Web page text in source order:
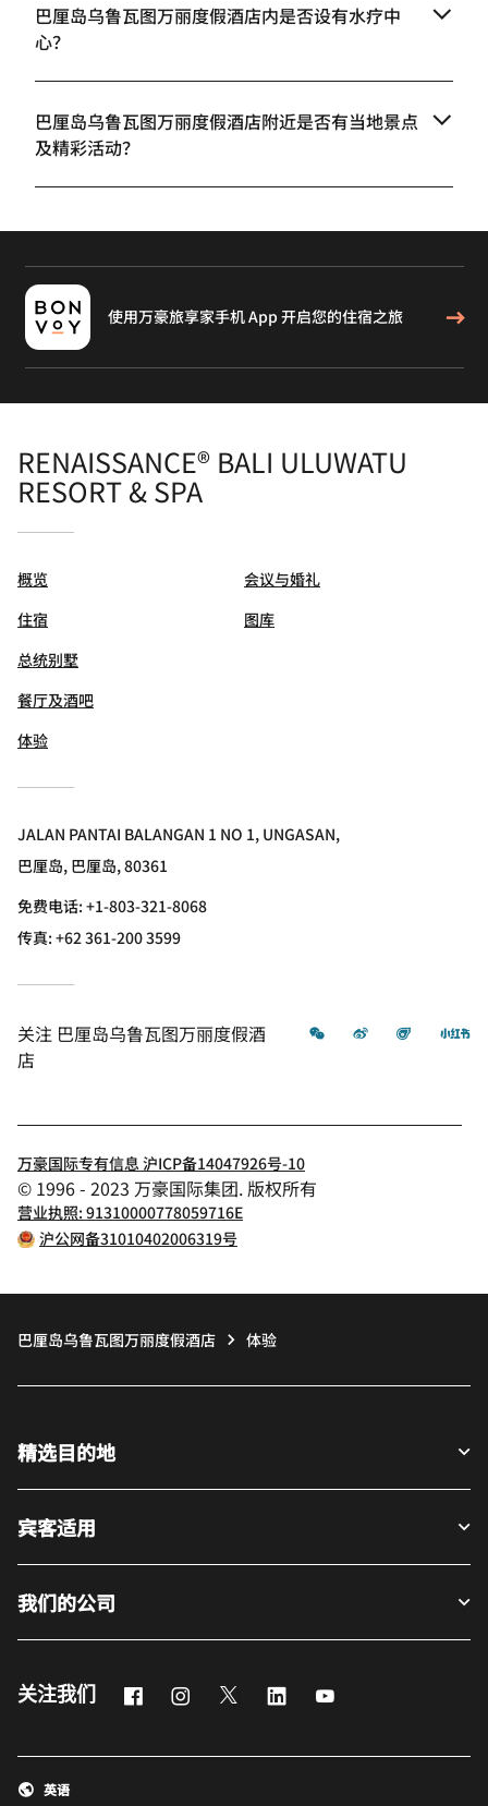
巴厘岛乌鲁瓦图万丽度假酒店内是否设有水疗中
心？
巴厘岛乌鲁瓦图万丽度假酒店附近是否有当地景点
及精彩活动？
使用万豪旅享家手机 App 开启您的住宿之旅
RENAISSANCE® BALI ULUWATU
RESORT & SPA
概览
住宿
总统别墅
餐厅及酒吧
体验
会议与婚礼
图库
JALAN PANTAI BALANGAN 1 NO 1, UNGASAN,
巴厘岛, 巴厘岛, 80361
免费电话:+1-803-321-8068
传真:+62 361-200 3599
关注 巴厘岛乌鲁瓦图万丽度假酒
店
微信 微博 飞猪
万豪国际专有信息 沪ICP备14047926号-10
© 1996 - 2023 万豪国际集团. 版权所有
营业执照: 91310000778059716E
沪公网备31010402006319号
巴厘岛乌鲁瓦图万丽度假酒店 体验
精选目的地
宾客适用
我们的公司
关注我们 FacebookInstagram
Twitter LinkedIn
英语